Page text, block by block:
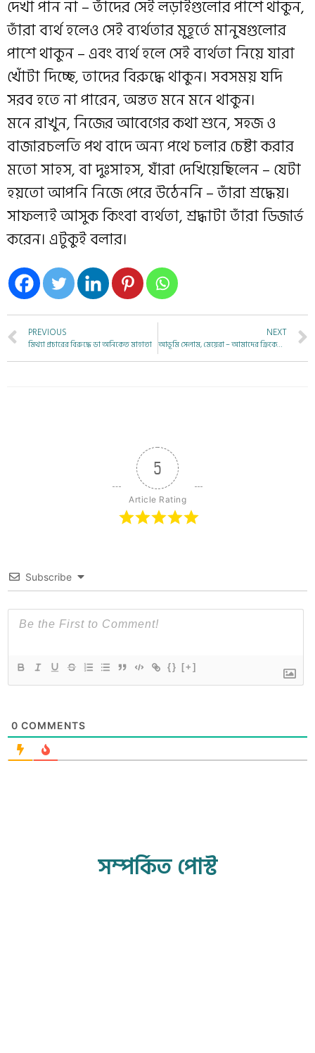
দেখা পান না – তাঁদের সেই লড়াইগুলোর পাশে থাকুন,
তাঁরা ব্যর্থ হলেও সেই ব্যর্থতার মুহূর্তে মানুষগুলোর
পাশে থাকুন – এবং ব্যর্থ হলে সেই ব্যর্থতা নিয়ে যারা
খোঁটা দিচ্ছে, তাদের বিরুদ্ধে থাকুন। সবসময় যদি
সরব হতে না পারেন, অন্তত মনে মনে থাকুন।
মনে রাখুন, নিজের আবেগের কথা শুনে, সহজ ও
বাজারচলতি পথ বাদে অন্য পথে চলার চেষ্টা করার
মতো সাহস, বা দুঃসাহস, যাঁরা দেখিয়েছিলেন – যেটা
হয়তো আপনি নিজে পেরে উঠেননি – তাঁরা শ্রদ্ধেয়।
সাফল্যই আসুক কিংবা ব্যর্থতা, শ্রদ্ধাটা তাঁরা ডিজার্ভ
করেন। এটুকুই বলার।
PREVIOUS
মিথ্যা প্রচারের বিরুদ্ধে ডা অনিকেত মাহাতা
NEXT
আভূমি সেলাম, মেয়েরা – আমাদের ক্রিকেটেররা!
5
Article Rating
Subscribe
{} [+]
0 COMMENTS
সম্পর্কিত পোস্ট